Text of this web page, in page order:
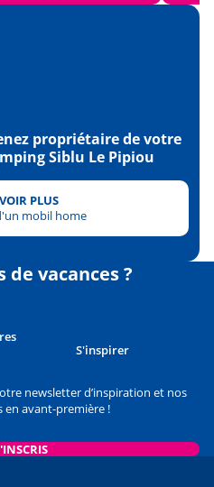
propriétaire de votre
Siblu Le Pipiou
PLUS
mobil home
de vacances ?
S'inspirer
newsletter d’inspiration et nos
en avant-première !